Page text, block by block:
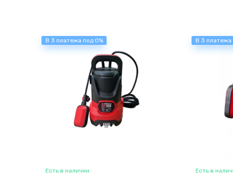
В 3 платежа под 0%
Есть в наличии
В 3 платежа
Есть в